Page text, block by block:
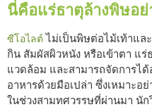
นี่คือแร่ธาตุล้างพิษอย่
ซีโอไลต์ ไม่เป็นพิษต่อไม้เท้าแล
กิน สัมผัสผิวหนัง หรือเข้าตา แ
แวดล้อม และสามารถจัดการไ
อาหารด้วยมือเปล่า ซึ่งเหมาะอ
ในช่วงสามทศวรรษที่ผ่านมา นั